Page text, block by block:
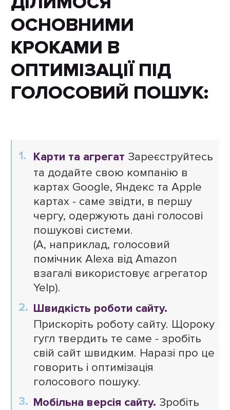
ОСНОВНИМИ
КРОКАМИ В
ОПТИМІЗАЦІЇ ПІД
ГОЛОСОВИЙ ПОШУК:
Карти та агрегат Зареєструйтесь
та додайте свою компанію в
картах Google, Яндекс та Apple
картах - саме звідти, в першу
чергу, одержують дані голосові
пошукові системи.
(А, наприклад, голосовий
помічник Alexa від Amazon
взагалі використовує агрегатор
Yelp).
Швидкість роботи сайту.
Прискоріть роботу сайту. Щороку
гугл твердить те саме - зробіть
свій сайт швидким. Наразі про це
говорить і оптимізація
голосового пошуку.
Мобільна версія сайту. Зробіть